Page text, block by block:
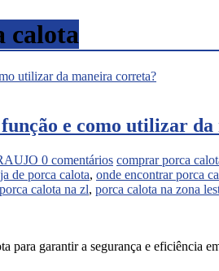
calota
e como utilizar
0 comentários comprar porca
de porca calota, onde encontrar porca
porca calota na zl, porca calota na zona
para garantir a segurança e eficiência